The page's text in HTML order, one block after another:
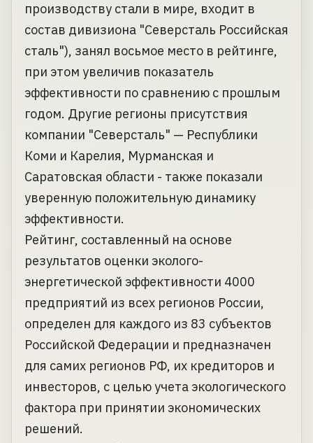
производству стали в мире, входит в
состав дивизиона "Северсталь Российская
сталь"), занял восьмое место в рейтинге,
при этом увеличив показатель
эффективности по сравнению с прошлым
годом. Другие регионы присутствия
компании "Северсталь" — Республики
Коми и Карелия, Мурманская и
Саратовская области - также показали
уверенную положительную динамику
эффективности.
Рейтинг, составленный на основе
результатов оценки эколого-
энергетической эффективности 4000
предприятий из всех регионов России,
определен для каждого из 83 субъектов
Российской Федерации и предназначен
для самих регионов РФ, их кредиторов и
инвесторов, с целью учета экологического
фактора при принятии экономических
решений.